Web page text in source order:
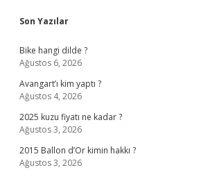
Sidebar
Son Yazılar
Bike hangi dilde ?
Ağustos 6, 2026
Avangart’ı kim yaptı ?
Ağustos 4, 2026
2025 kuzu fiyatı ne kadar ?
Ağustos 3, 2026
2015 Ballon d’Or kimin hakkı ?
Ağustos 3, 2026